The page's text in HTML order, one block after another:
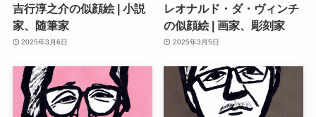
吉行淳之介の似顔絵 | 小説
家、随筆家
2025年3月6日
レオナルド・ダ・ヴィンチ
の似顔絵 | 画家、彫刻家
2025年3月5日